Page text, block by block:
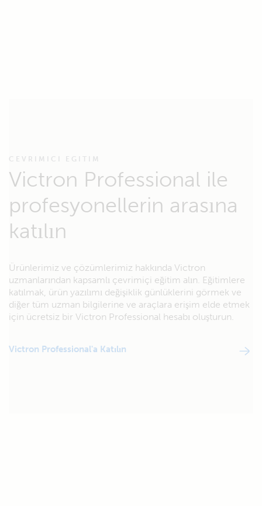
CEVRIMICI EGITIM
Victron Professional ile
profesyonellerin arasına
katılın
Ürünlerimiz ve çözümlerimiz hakkında Victron
uzmanlarından kapsamlı çevrimiçi eğitim alın. Eğitimlere
katılmak, ürün yazılımı değişiklik günlüklerini görmek ve
diğer tüm uzman bilgilerine ve araçlara erişim elde etmek
için ücretsiz bir Victron Professional hesabı oluşturun.
Victron Professional'a Katılın